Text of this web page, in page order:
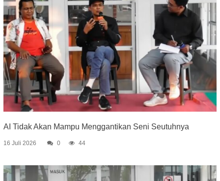
AI Tidak Akan Mampu Menggantikan Seni Seutuhnya
16 Juli 2026 0 44